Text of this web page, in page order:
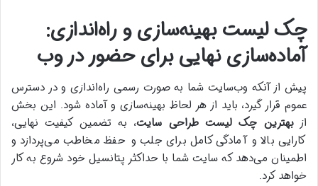
چک لیست بهینه‌سازی و راه‌اندازی:
آماده‌سازی نهایی برای حضور در وب
پیش از آنکه وب‌سایت شما به صورت رسمی راه‌اندازی و در دسترس
عموم قرار گیرد، باید از هر لحاظ بهینه‌سازی و آماده شود. این بخش
ازبهترین چک لیست طراحی سایت، به تضمین کیفیت نهایی،
کارایی بالا و آمادگی کامل برای جلب و حفظ مخاطب می‌پردازد و
اطمینان می‌دهد که سایت شما با حداکثر پتانسیل خود شروع به کار
خواهد کرد.